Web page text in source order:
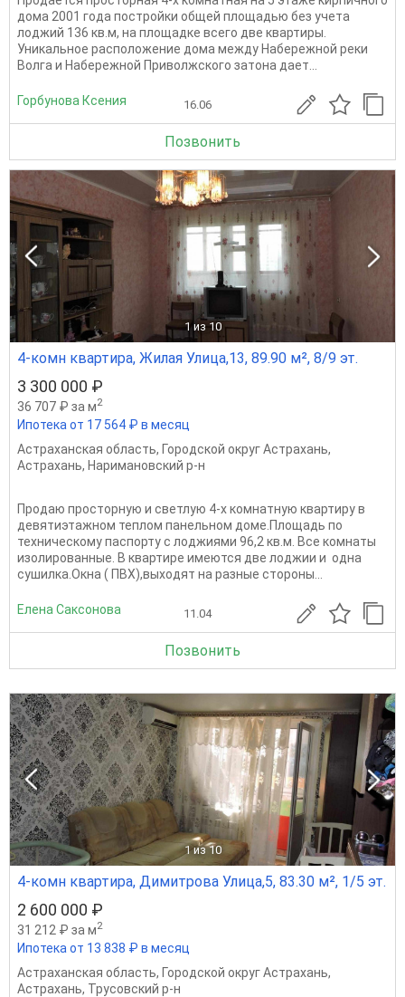
дома 2001 года постройки общей площадью без учета
лоджий 136 кв.м, на площадке всего две квартиры.
Уникальное расположение дома между Набережной реки
Волга и Набережной Приволжского затона дает...
Горбунова Ксения 16.06
Позвонить
1 из 10
4-комн квартира, Жилая Улица,13, 89.90 м², 8/9 эт.
3 300 000 ₽
36 707 ₽ за м2
Ипотека от 17 564 ₽ в месяц
Астраханская область, Городской округ Астрахань,
Астрахань, Наримановский р-н
Продаю просторную и светлую 4-х комнатную квартиру в
девятиэтажном теплом панельном доме.Площадь по
техническому паспорту с лоджиями 96,2 кв.м. Все комнаты
изолированные. В квартире имеются две лоджии и одна
сушилка.Окна ( ПВХ),выходят на разные стороны...
Елена Саксонова 11.04
Позвонить
1 из 10
4-комн квартира, Димитрова Улица,5, 83.30 м², 1/5 эт.
2 600 000 ₽
31 212 ₽ за м2
Ипотека от 13 838 ₽ в месяц
Астраханская область, Городской округ Астрахань,
Астрахань, Трусовский р-н